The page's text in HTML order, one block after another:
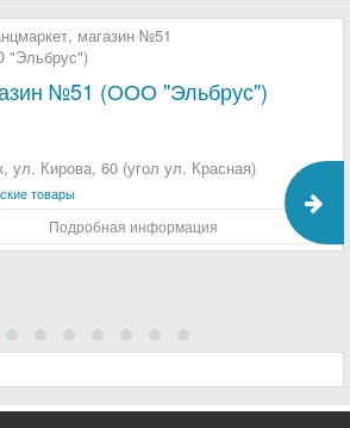
№51 (ООО "Эльбрус")
ул. Кирова, 60 (угол ул. Красная)
товары
Подробная информация